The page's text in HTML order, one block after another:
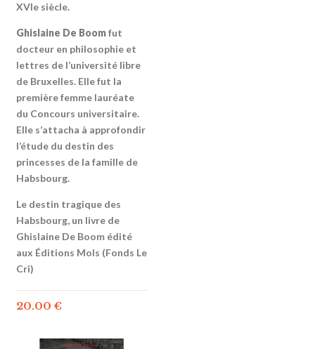
XVIe siècle.
Ghislaine De Boomfut
docteur en philosophie et
lettres de l’université libre
de Bruxelles. Elle fut la
première femme lauréate
du Concours universitaire.
Elle s’attacha à approfondir
l’étude du destin des
princesses de la famille de
Habsbourg.
Le destin tragique des
Habsbourg, un livre de
Ghislaine De Boom édité
aux Éditions Mols (Fonds Le
Cri)
20.00 €